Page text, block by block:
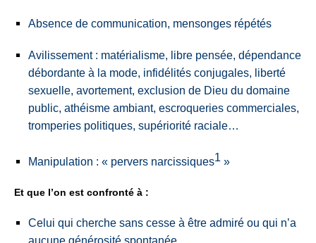
Absence de communication, mensonges répétés
Avilissement : matérialisme, libre pensée, dépendance
débordante à la mode, infidélités conjugales, liberté
sexuelle, avortement, exclusion de Dieu du domaine
public, athéisme ambiant, escroqueries commerciales,
tromperies politiques, supériorité raciale…
Manipulation : « pervers narcissiques1 »
Et que l’on est confronté à :
Celui qui cherche sans cesse à être admiré ou qui n’a
aucune générosité spontanée.